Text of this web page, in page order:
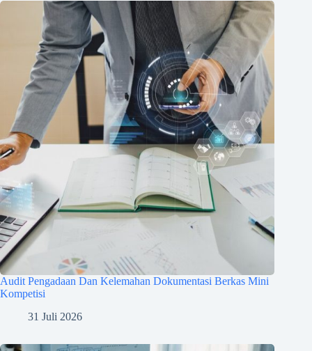
Audit Pengadaan Dan Kelemahan Dokumentasi Berkas Mini
Kompetisi
31 Juli 2026